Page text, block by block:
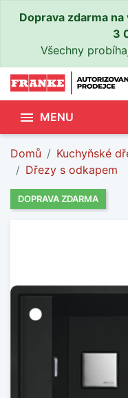
Doprava zdarma
3
Všechny
 MENU
Domů Kuchyňské
Dřezy s odkapem
DOPRAVA ZDARMA